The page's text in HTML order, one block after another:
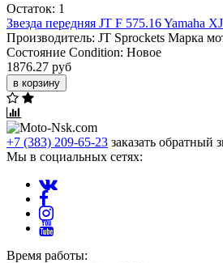
Остаток: 1
Звезда передняя JT F 575.16 Yamaha
Производитель: JT Sprockets Марка
Состояние Condition: Новое
1876.27 руб
в корзину
+7 (383) 209-65-23 заказать обратный
Мы в социальных сетях:
Время работы: